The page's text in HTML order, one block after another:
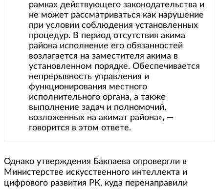
рамках действующего законодательства и
не может рассматриваться как нарушение
при условии соблюдения установленных
процедур. В период отсутствия акима
района исполнение его обязанностей
возлагается на заместителя акима в
установленном порядке. Обеспечивается
непрерывность управления и
функционирования местного
исполнительного органа, а также
выполнение задач и полномочий,
возложенных на акимат района», —
говорится в этом ответе.
Однако утверждения Бакпаева опровергли в
Министерстве искусственного интеллекта и
цифрового развития РК, куда перенаправили